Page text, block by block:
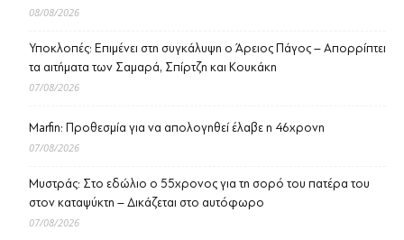
08/08/2026
Υποκλοπές: Επιμένει στη συγκάλυψη ο Άρειος Πάγος – Απορρίπτει
τα αιτήματα των Σαμαρά, Σπίρτζη και Κουκάκη
07/08/2026
Marfin: Προθεσμία για να απολογηθεί έλαβε η 46χρονη
07/08/2026
Μυστράς: Στο εδώλιο ο 55χρονος για τη σορό του πατέρα του
στον καταψύκτη – Δικάζεται στο αυτόφωρο
07/08/2026